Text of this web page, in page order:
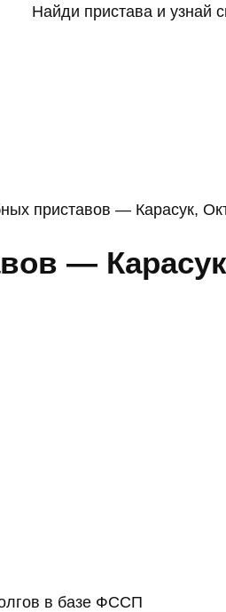
Найди пристава и узнай
приставов — Карасук,
—
в базе ФССП